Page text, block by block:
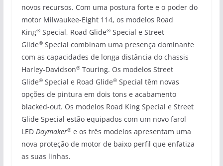
novos recursos. Com uma postura forte e o poder do
motor Milwaukee-Eight 114, os modelos Road
King®Special, Road Glide®Special e Street
Glide®Special combinam uma presença dominante
com as capacidades de longa distância do chassis
Harley-Davidson®Touring. Os modelos Street
Glide®Special e Road Glide®Special têm novas
opções de pintura em dois tons e acabamento
blacked-out. Os modelos Road King Special e Street
Glide Special estão equipados com um novo farol
LED Daymaker®e os três modelos apresentam uma
nova proteção de motor de baixo perfil que enfatiza
as suas linhas.